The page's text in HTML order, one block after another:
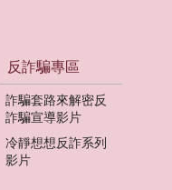
反詐騙專區
詐騙套路來解密反
詐騙宣導影片
冷靜想想反詐系列
影片